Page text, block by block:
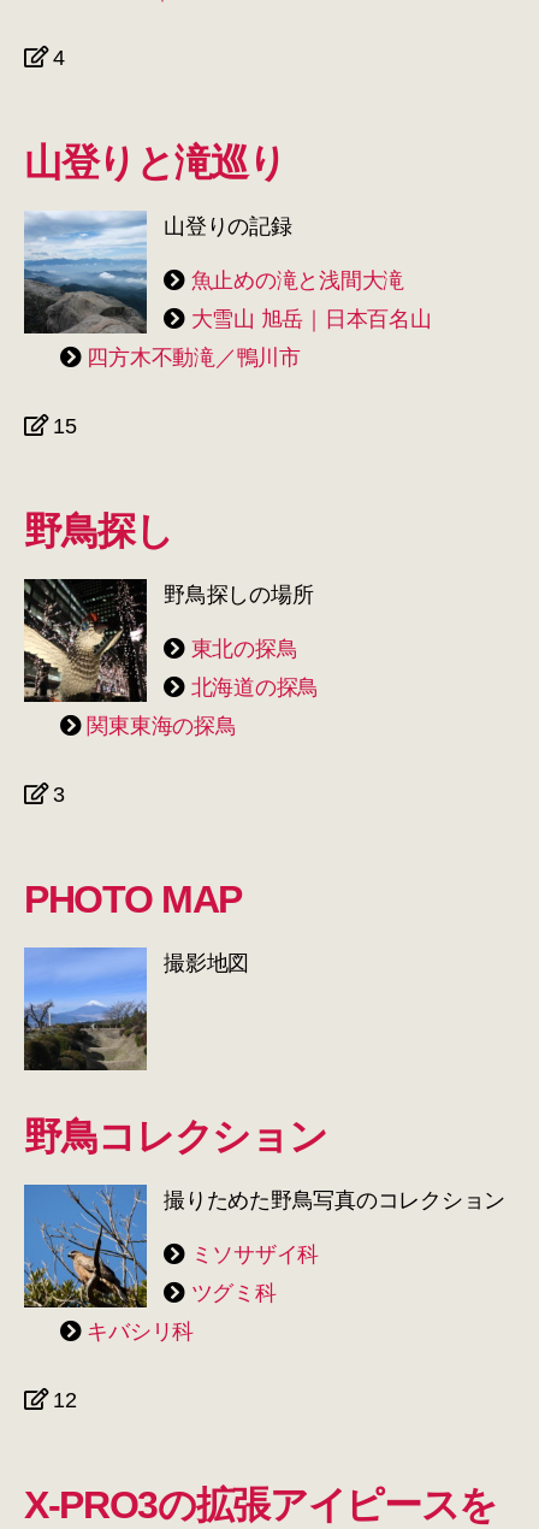
4
山登りと滝巡り
山登りの記録
魚止めの滝と浅間大滝
大雪山 旭岳｜日本百名山
四方木不動滝／鴨川市
15
野鳥探し
野鳥探しの場所
東北の探鳥
北海道の探鳥
関東東海の探鳥
3
PHOTO MAP
撮影地図
野鳥コレクション
撮りためた野鳥写真のコレクション
ミソサザイ科
ツグミ科
キバシリ科
12
X-PRO3の拡張アイピースを